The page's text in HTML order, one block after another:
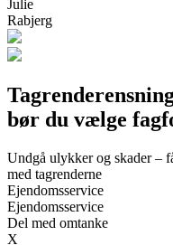
Julie
Rabjerg
bør du vælge
Undgå ulykker og skader –
med tagrenderne
Ejendomsservice
Ejendomsservice
Del med omtanke
X